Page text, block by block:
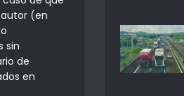
(en
sin
de
en